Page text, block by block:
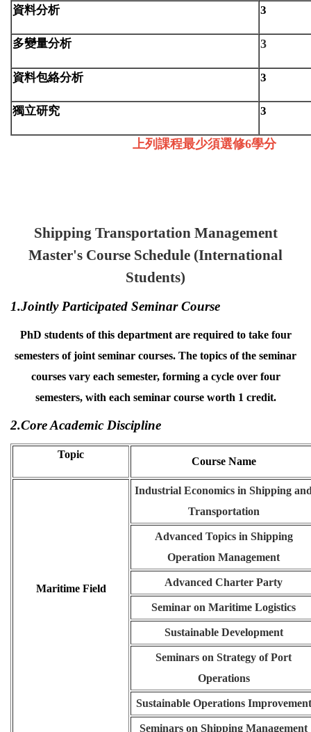
資料分析 3
多變量分析 3
資料包絡分析 3
獨立研究 3
上列課程最少須選修6學分
Shipping Transportation Management
Master's Course Schedule (International
Students)
1.Jointly Participated Seminar Course
PhD students of this department are required to take four
semesters of joint seminar courses. The topics of the seminar
courses vary each semester, forming a cycle over four
semesters, with each seminar course worth 1 credit.
2.Core Academic Discipline
Topic
Course Name
Maritime Field
Industrial Economics in Shipping
Transportation
Advanced Topics in Shipping
Operation Management
Advanced Charter Party
Seminar on Maritime Logistics
Sustainable Development
Seminars on Strategy of Port
Operations
Sustainable Operations Improvement
Seminars on Shipping Management